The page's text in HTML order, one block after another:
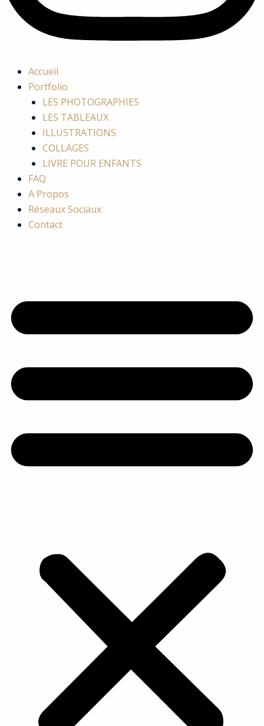
Accueil
Portfolio
LES PHOTOGRAPHIES
LES TABLEAUX
ILLUSTRATIONS
COLLAGES
LIVRE POUR ENFANTS
FAQ
A Propos
Réseaux Sociaux
Contact